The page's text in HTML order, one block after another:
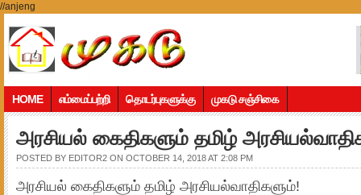
//anjeng
HOME எம்மைப்பற்றி தொடர்புகளுக்கு முகடு சஞ்சிகை
அரசியல் கைதிகளும் தமிழ்
POSTED BY EDITOR2 ON OCTOBER 14, 2018 AT 2:08 PM
அரசியல் கைதிகளும் தமிழ் அரசியல்வாதிகளும்!